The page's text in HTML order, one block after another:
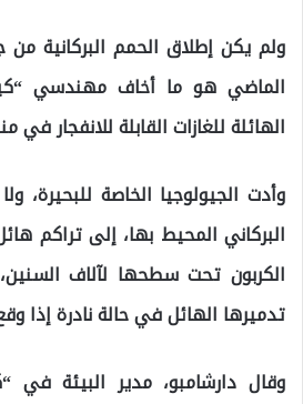
ولم يكن إطلاق الحمم البركانية
الماضي هو ما أخاف مهندسي
الهائلة للغازات القابلة للانفجار
وأدت الجيولوجيا الخاصة للبحيرة،
البركاني المحيط بها، إلى تراكم
الكربون تحت سطحها لآلاف
تدميرها الهائل في حالة نادرة إذا
وقال دارشامبو، مدير البيئة في